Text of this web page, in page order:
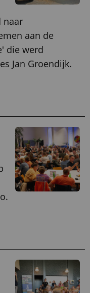
naar
aan de
die werd
Jan Groendijk.